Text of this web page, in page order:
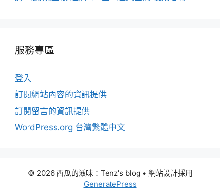
服務專區
登入
訂閱網站內容的資訊提供
訂閱留言的資訊提供
WordPress.org 台灣繁體中文
© 2026 西瓜的滋味：Tenz's blog • 網站設計採用
GeneratePress